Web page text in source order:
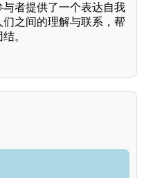
者提供了一个表达自我
之间的理解与联系，帮
。